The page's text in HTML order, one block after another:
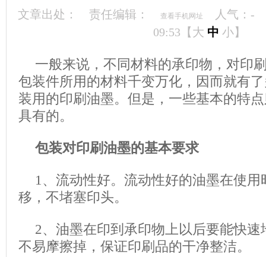
文章出处： 责任编辑： 查看手机网址 人气： -
09:53【 大 中 小】
一般来说，不同材料的承印物，对印
包装件所用的材料千变万化，因而就有
装用的印刷油墨。但是，一些基本的特
具有的。
包装对印刷油墨的基本要求
1、流动性好。流动性好的油墨在使
移，不堵塞印头。
2、油墨在印到承印物上以后要能快
不易摩擦掉，保证印刷品的干净整洁。